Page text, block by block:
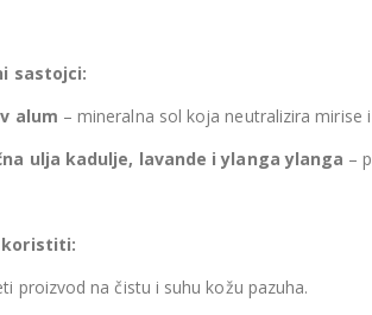
sastojci:
alum – mineralna sol koja neutralizira mirise
ulja kadulje, lavande i ylanga ylanga –
koristiti:
proizvod na čistu i suhu kožu pazuha.